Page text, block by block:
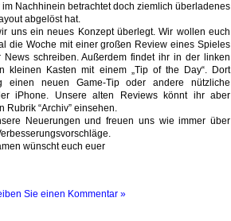
Nachhinein betrachtet doch ziemlich überladenes
abgelöst hat.
uns ein neues Konzept überlegt. Wir wollen euch
die Woche mit einer großen Review eines Spieles
schreiben. Außerdem findet ihr in der linken
kleinen Kasten mit einem „Tip of the Day“. Dort
neuen Game-Tip oder andere nützliche
iPhone. Unsere alten Reviews könnt ihr aber
Rubrik “Archiv” einsehen.
Neuerungen und freuen uns wie immer über
wünscht euch euer
Sie einen Kommentar »